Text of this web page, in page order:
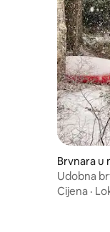
Brvnara u
Udobna
Cijena ·